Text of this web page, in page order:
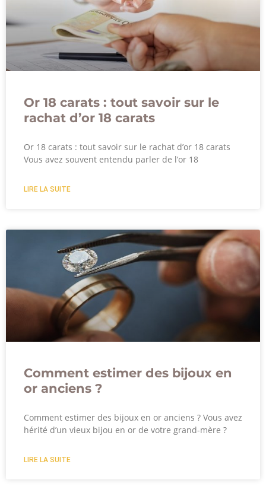
Or 18 carats : tout savoir sur le
rachat d’or 18 carats
Or 18 carats : tout savoir sur le rachat d’or 18 carats
Vous avez souvent entendu parler de l’or 18
LIRE LA SUITE
Comment estimer des bijoux en
or anciens ?
Comment estimer des bijoux en or anciens ? Vous avez
hérité d’un vieux bijou en or de votre grand-mère ?
LIRE LA SUITE